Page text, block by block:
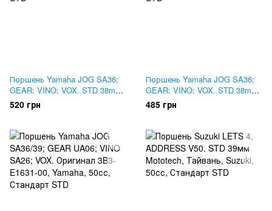
Поршень Yamaha JOG SA36;
GEAR; VINO; VOX. STD 38mm.
MSU, Тайвань
520 грн
Поршень Yamaha JOG SA36;
GEAR; VINO; VOX. STD 38mm.
TEMO, Тайвань
485 грн